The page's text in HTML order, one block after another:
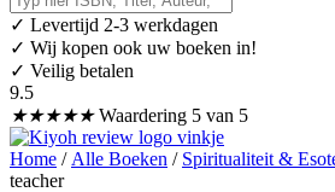
✓ Levertijd 2-3 werkdagen
✓ Wij kopen ook uw boeken in!
✓ Veilig betalen
9.5
★★★★★ Waardering 5 van 5
Home / Alle Boeken / Spiritualiteit &
teacher